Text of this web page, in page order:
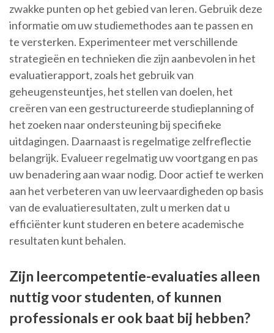
zwakke punten op het gebied van leren. Gebruik deze
informatie om uw studiemethodes aan te passen en
te versterken. Experimenteer met verschillende
strategieën en technieken die zijn aanbevolen in het
evaluatierapport, zoals het gebruik van
geheugensteuntjes, het stellen van doelen, het
creëren van een gestructureerde studieplanning of
het zoeken naar ondersteuning bij specifieke
uitdagingen. Daarnaast is regelmatige zelfreflectie
belangrijk. Evalueer regelmatig uw voortgang en pas
uw benadering aan waar nodig. Door actief te werken
aan het verbeteren van uw leervaardigheden op basis
van de evaluatieresultaten, zult u merken dat u
efficiënter kunt studeren en betere academische
resultaten kunt behalen.
Zijn leercompetentie-evaluaties alleen
nuttig voor studenten, of kunnen
professionals er ook baat bij hebben?